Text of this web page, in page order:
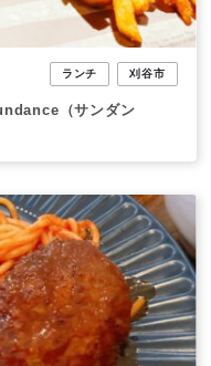
ランチ 刈谷市
（サンダン